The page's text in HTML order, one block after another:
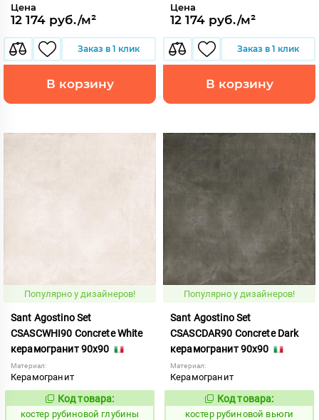
Цена
12 174 руб./м²
Заказ в 1 клик
В корзину
Цена
12 174 руб./м²
Заказ в 1 клик
В корзину
Популярно у дизайнеров!
Sant Agostino Set
CSASCWHI90 Concrete White
керамогранит 90x90
Материал:
Керамогранит
806767
Код товара:
костер рубиновой глубины
Популярно у дизайнеров!
Sant Agostino Set
CSASCDAR90 Concrete Dark
керамогранит 90x90
Материал:
Керамогранит
806764
Код товара:
костер рубиновой вьюги